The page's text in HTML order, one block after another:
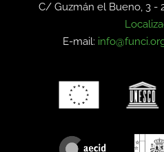
C/ Guzmán el Bueno, 3 -
E-mail: